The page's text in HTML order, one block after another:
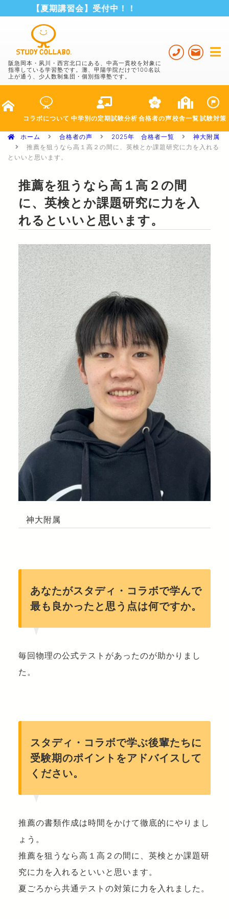
【夏期講習会】受付中！！
阪急岡本・夙川・西宮北口にある、中高一貫校を対象に
指導している学習塾です。灘、甲陽学院だけで100名以
上が通う、少人数制集団・個別指導塾です。
コラボについて 中学別の定期試験分析 合格者の声校舎一覧 試験対策
ホーム 合格者の声 2025年 合格者一覧
神大附属
推薦を狙うなら高１高２の間に、英検とか課題研究に力を入れる
といいと思います。
推薦を狙うなら高１高２の間
に、英検とか課題研究に力を入
れるといいと思います。
神大附属
あなたがスタディ・コラボで学んで
最も良かったと思う点は何ですか。
毎回物理の公式テストがあったのが助かりまし
た。
スタディ・コラボで学ぶ後輩たちに
受験期のポイントをアドバイスして
ください。
推薦の書類作成は時間をかけて徹底的にやりまし
ょう。
推薦を狙うなら高１高２の間に、英検とか課題研
究に力を入れるといいと思います。
夏ごろから共通テストの対策に力を入れました。